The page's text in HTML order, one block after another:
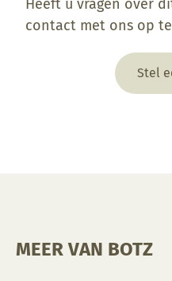
Heeft u vragen over
contact met ons op
Stel
MEER VAN BOTZ